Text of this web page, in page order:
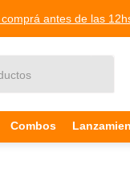
antes de las
Combos